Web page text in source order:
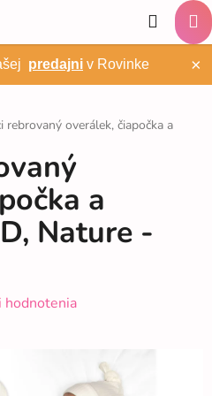
predajni v Rovinke ×
Hľadať
rebrovaný overálek, čiapočka a
a
Nature -
hodnotenia